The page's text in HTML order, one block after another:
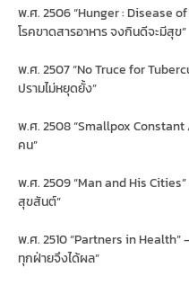
พ.ศ. 2506 “Hunger : Disease
โรคขาดสารอาหาร จงกินดีจะมีสุข”
พ.ศ. 2507 “No Truce for
ปรามไม่หยุดยั้ง”
พ.ศ. 2508 “Smallpox
คน”
พ.ศ. 2509 “Man and His
สุขสันต์”
พ.ศ. 2510 “Partners in
ทุกฝ่ายจึงได้ผล”